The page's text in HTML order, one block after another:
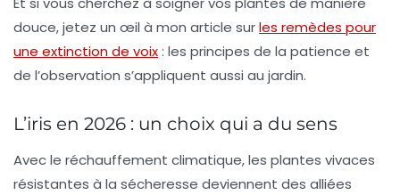
douce, jetez un œil à mon article surles remèdes pour
une extinction de voix: les principes de la patience et
de l’observation s’appliquent aussi au jardin.
L’iris en 2026 : un choix qui a du sens
Avec le réchauffement climatique, les plantes vivaces
résistantes à la sécheresse deviennent des alliées